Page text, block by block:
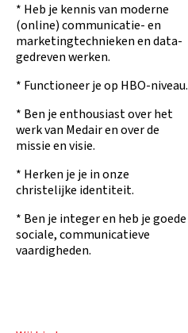
* Heb je kennis van moderne
(online) communicatie- en
marketingtechnieken en data-
gedreven werken.
* Functioneer je op HBO-niveau.
* Ben je enthousiast over het
werk van Medair en over de
missie en visie.
* Herken je je in onze
christelijke identiteit.
* Ben je integer en heb je goede
sociale, communicatieve
vaardigheden.